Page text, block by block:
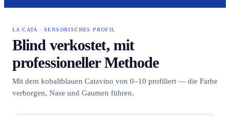
LA CATA · SENSORISCHES PROFIL
Blind verkostet, mit
professioneller Methode
Mit dem kobaltblauen Catavino von 0–10 profiliert — die Farbe
verborgen, Nase und Gaumen führen.